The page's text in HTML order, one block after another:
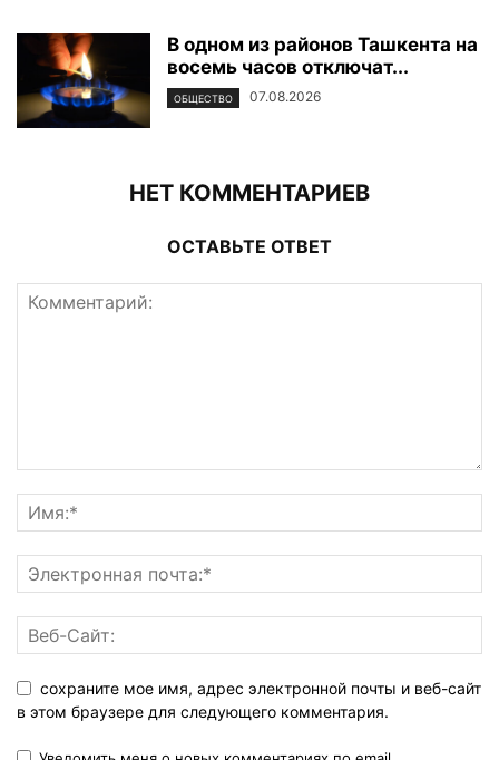
В одном из районов Ташкента на
восемь часов отключат...
ОБЩЕСТВО 07.08.2026
НЕТ КОММЕНТАРИЕВ
ОСТАВЬТЕ ОТВЕТ
сохраните мое имя, адрес электронной почты и веб-сайт
в этом браузере для следующего комментария.